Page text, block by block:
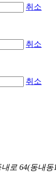
취소
취소
취소
로 64(동내동